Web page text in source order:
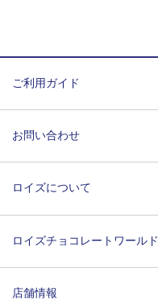
ご利用ガイド
お問い合わせ
ロイズについて
ロイズチョコレートワールド
店舗情報